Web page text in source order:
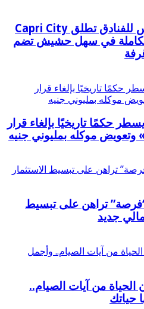
مجموعة بيك الباتروس للفنادق تطلق Capri City
متكاملة في سهل حشيش تضم
حكمًا تاريخيًا بإلغاء قرار
موكله بمليوني جنيه
تراهن على تبسيط
جديد
الحياة من آيات الصيام..
حياتك